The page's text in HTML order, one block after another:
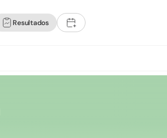
Resultados +